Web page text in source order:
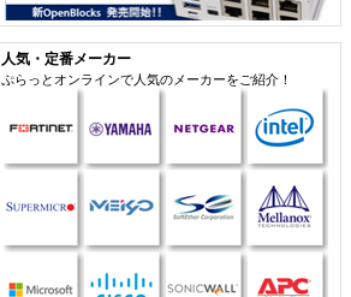
人気・定番メーカー
ぷらっとオンラインで人気のメーカーをご紹介！